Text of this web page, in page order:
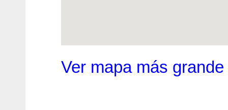
Ver mapa más grande